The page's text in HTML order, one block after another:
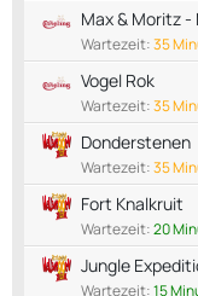
Max & Moritz -
Wartezeit:35
Vogel Rok
Wartezeit:35
Donderstenen
Wartezeit:35
Fort Knalkruit
Wartezeit:20
Jungle
Wartezeit:15